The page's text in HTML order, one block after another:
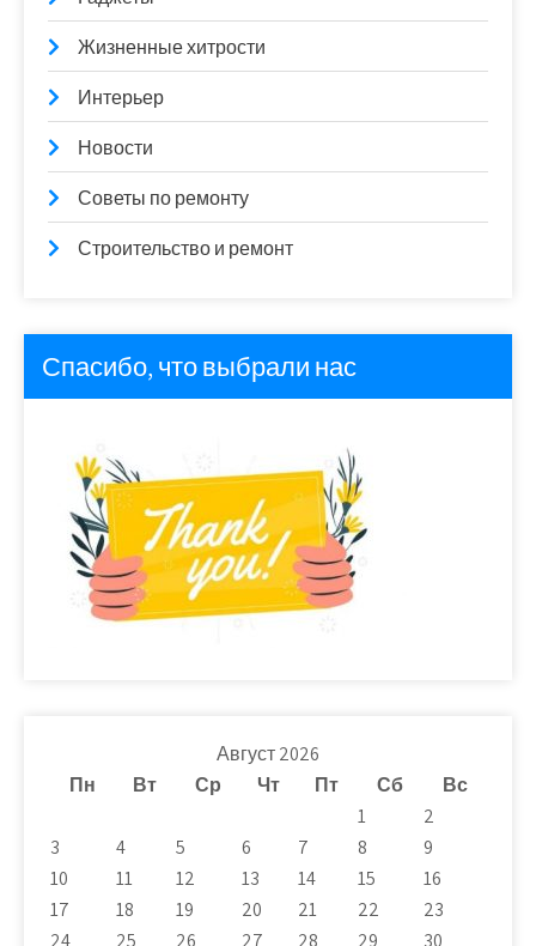
Жизненные хитрости
Интерьер
Новости
Советы по ремонту
Строительство и ремонт
Спасибо, что выбрали нас
Август 2026
Пн
Вт Ср Чт Пт Сб
Вс
1
2
3
4 5 6 7 8
9
10
11 12 13 14 15
16
17
18 19 20 21 22
23
24
25 26 27 28 29 30